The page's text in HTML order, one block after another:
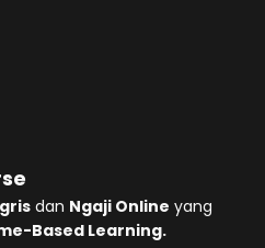
dan Ngaji Online yang
Based Learning.